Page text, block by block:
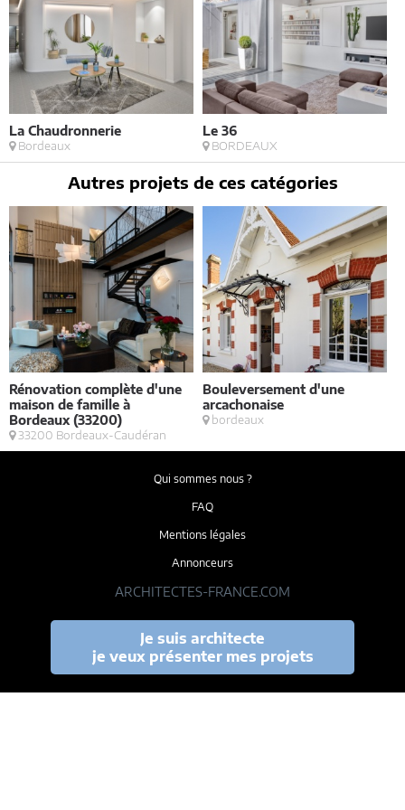
La Chaudronnerie
Bordeaux
Le 36
BORDEAUX
Autres projets de ces catégories
Rénovation complète d'une
maison de famille à
Bordeaux (33200)
33200 Bordeaux-Caudéran
Bouleversement d'une
arcachonaise
bordeaux
Qui sommes nous ?
FAQ
Mentions légales
Annonceurs
ARCHITECTES-FRANCE.COM
Je suis architecte
je veux présenter mes projets